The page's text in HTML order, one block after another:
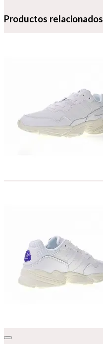
Productos relacionados